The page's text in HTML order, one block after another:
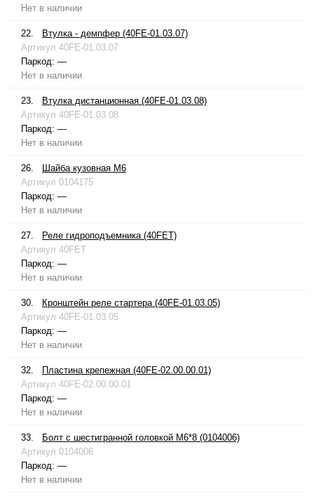
Нет в наличии
22.
Втулка - демпфер (40FE-01.03.07)
Артикул 40FE-01.03.07
Паркод: —
Нет в наличии
23.
Втулка дистанционная (40FE-01.03.08)
Артикул 40FE-01.03.08
Паркод: —
Нет в наличии
26.
Шайба кузовная М6
Артикул 0104175
Паркод: —
Нет в наличии
27.
Реле гидроподъемника (40FET)
Артикул 40FET
Паркод: —
Нет в наличии
30.
Кронштейн реле стартера (40FE-01.03.05)
Артикул 40FE-01.03.05
Паркод: —
Нет в наличии
32.
Пластина крепежная (40FE-02.00.00.01)
Артикул 40FE-02.00.00.01
Паркод: —
Нет в наличии
33.
Болт с шестигранной головкой М6*8 (0104006)
Артикул 0104006
Паркод: —
Нет в наличии